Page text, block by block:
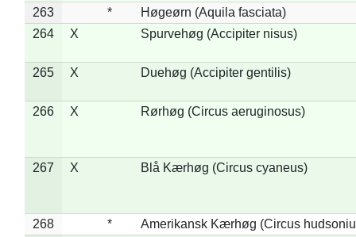
263 *
Høgeørn (Aquila fasciata)
264
X Spurvehøg (Accipiter nisus)
265 X Duehøg (Accipiter gentilis)
266 X Rørhøg (Circus aeruginosus)
267 X Blå Kærhøg (Circus cyaneus)
268 *
Amerikansk Kærhøg (Circus